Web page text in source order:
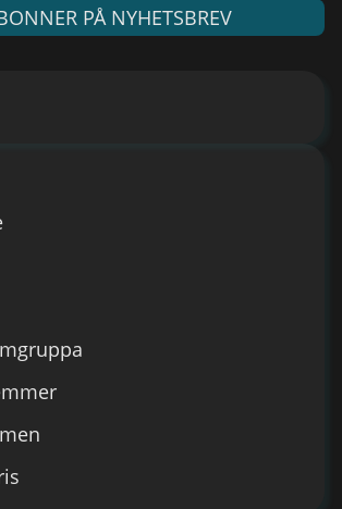
PÅ NYHETSBREV